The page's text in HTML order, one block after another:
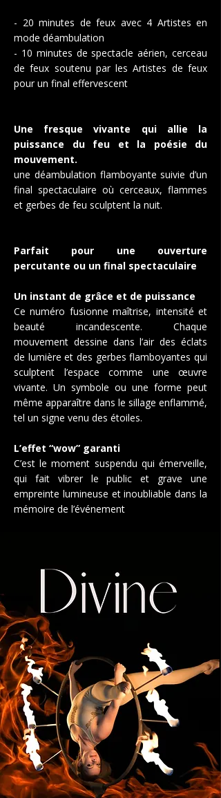
- 20 minutes de feux avec 4 Artistes en
mode déambulation
- 10 minutes de spectacle aérien, cerceau
de feux soutenu par les Artistes de feux
pour un final effervescent
Une fresque vivante qui allie la
puissance du feu et la poésie du
mouvement.
une déambulation flamboyante suivie d’un
final spectaculaire où cerceaux, flammes
et gerbes de feu sculptent la nuit.
Parfait pour une ouverture
percutante ou un final spectaculaire
Un instant de grâce et de puissance
Ce numéro fusionne maîtrise, intensité et
beauté incandescente. Chaque
mouvement dessine dans l’air des éclats
de lumière et des gerbes flamboyantes qui
sculptent l’espace comme une œuvre
vivante. Un symbole ou une forme peut
même apparaître dans le sillage enflammé,
tel un signe venu des étoiles.
L’effet “wow” garanti
C’est le moment suspendu qui émerveille,
qui fait vibrer le public et grave une
empreinte lumineuse et inoubliable dans la
mémoire de l’événement